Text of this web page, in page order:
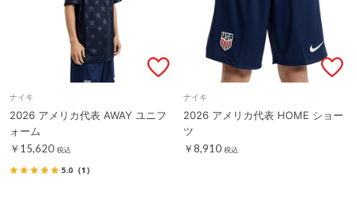
ナイキ
2026 アメリカ代表 AWAY ユニフ
ォーム
￥15,620 税込
5.0 （1）
ナイキ
2026 アメリカ代表 HOME ショー
ツ
￥8,910 税込